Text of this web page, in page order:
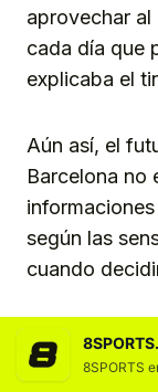
aprovechar al
cada día que
explicaba el
Aún así, el
Barcelona no
según las
cuando
«Jugar
sueño»
8SPORTS